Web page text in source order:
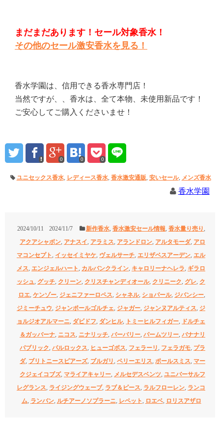
まだまだあります！セール対象香水！
その他のセール激安香水を見る！
香水学園は、信用できる香水専門店！
当然ですが、、香水は、全て本物、未使用新品です！
ご安心してご購入くださいませ！
0 0 0
ユニセックス香水, レディース香水, 香水激安通販, 安いセール, メンズ香水
香水学園
2024/10/11 2024/11/7 新作香水, 香水激安セール情報, 香水量り売り,
アクアシャボン, アナスイ, アラミス, アランドロン, アルタモーダ, アロ
マコンセプト, イッセイミヤケ, ヴェルサーチ, エリザベスアーデン, エル
メス, エンジェルハート, カルバンクライン, キャロリーナヘレラ, ギラロ
ッシュ, グッチ, クリーン, クリスチャンディオール, クリニーク, グレ, ク
ロエ, ケンゾー, ジェニファーロペス, シャネル, ショパール, ジバンシー,
ジミーチュウ, ジャンポールゴルチェ, ジャガー, ジャンヌアルティス, ジ
ョルジオアルマーニ, ダビドフ, ダンヒル, トミーヒルフィガー,
ドルチェ
＆ガッバーナ, ニコス, ニナリッチ, バーバリー, パームツリー, バナナリ
パブリック, パルロックス, ヒューゴボス, フェラーリ, フェラガモ, プラ
ダ, ブリトニースピアーズ, ブルガリ, ペリーエリス, ポールスミス, マー
クジェイコブズ, マライアキャリー, メルセデスベンツ, ユニバーサルフ
レグランス, ライジングウェーブ, ラブ＆ピース, ラルフローレン, ランコ
ム, ランバン, ルチアーノソプラーニ, レペット, ロエベ, ロリスアザロ